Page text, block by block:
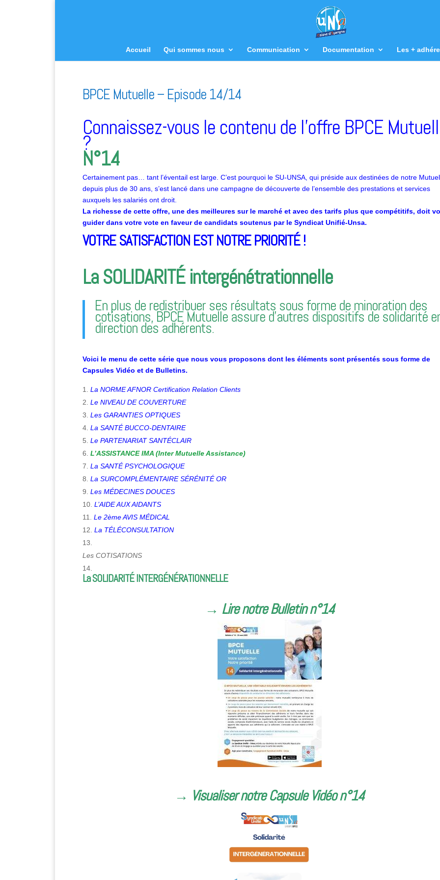
Accueil Qui sommes nous Communication Documentation Les +
BPCE Mutuelle – Episode 14/14
Connaissez-vous le contenu de l’offre BPCE
?
N°14
Certainement pas… tant l’éventail est large. C’est pourquoi le SU-UNSA, qui préside aux destinées de notre
depuis plus de 30 ans, s’est lancé dans une campagne de découverte de l’ensemble des prestations et services
auxquels les salariés ont droit.
La richesse de cette offre, une des meilleures sur le marché et avec des tarifs plus que compétitifs, doit
guider dans votre vote en faveur de candidats soutenus par le Syndicat Unifié-Unsa.
VOTRE SATISFACTION EST NOTRE PRIORITÉ !
La SOLIDARITÉintergénétrationnelle
En plus de redistribuer ses résultats sous forme de minoration des
cotisations, BPCE Mutuelle assure d’autres dispositifs de solidarité
direction des adhérents.
Voici le menu de cette série que nous vous proposons dont les éléments sont présentés sous forme de
Capsules Vidéo et de Bulletins.
La NORME AFNOR Certification Relation Clients
Le NIVEAU DE COUVERTURE
Les GARANTIES OPTIQUES
La SANTÉ BUCCO-DENTAIRE
Le PARTENARIAT SANTÉCLAIR
L’ASSISTANCE IMA (Inter Mutuelle Assistance)
La SANTÉ PSYCHOLOGIQUE
La SURCOMPLÉMENTAIRE SÉRÉNITÉ OR
Les MÉDECINES DOUCES
L’AIDE AUX AIDANTS
Le 2ème AVIS MÉDICAL
La TÉLÉCONSULTATION
Les COTISATIONS
La SOLIDARITÉ INTERGÉNÉRATIONNELLE
→ Lire notre Bulletin n°14
→ Visualiser notre Capsule Vidéo n°14